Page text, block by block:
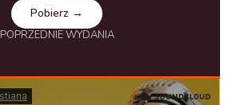
Pobierz →
POPRZEDNIE WYDANIA